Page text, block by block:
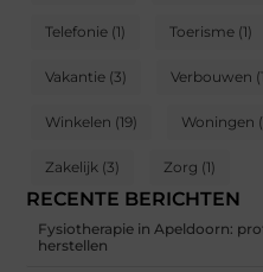
Telefonie (1) Toerisme (1)
Vakantie (3) Verbouwen
Winkelen (19) Woningen
Zakelijk (3) Zorg (1)
RECENTE BERICHTEN
Fysiotherapie in Apeldoorn:
herstellen